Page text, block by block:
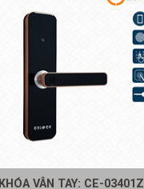
KHÓA VÂN TAY: CE-03401Z